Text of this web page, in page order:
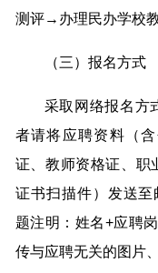
测评→办理民办学校教
（三）报名方式
采取网络报名方
者请将应聘资料（
证、教师资格证、职
证书扫描件）发送至
题注明：姓名+应聘
传与应聘无关的图片